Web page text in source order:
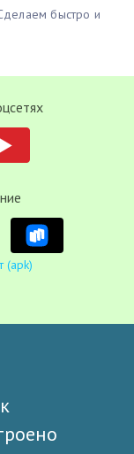
быстро и
(apk)